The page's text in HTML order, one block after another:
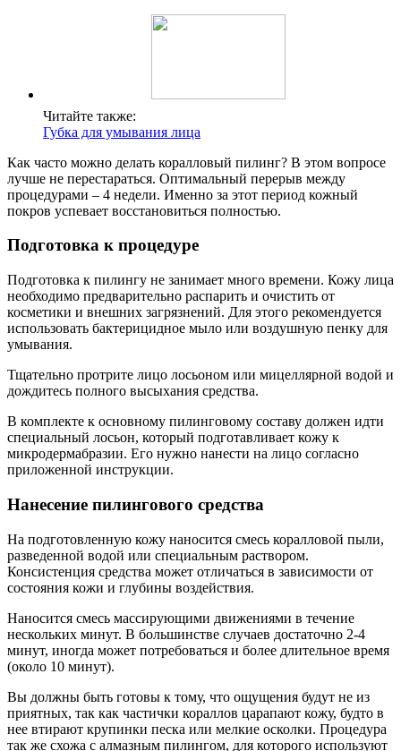
Читайте также:
Губка для умывания лица
Как часто можно делать коралловый пилинг? В этом вопросе
лучше не перестараться. Оптимальный перерыв между
процедурами – 4 недели. Именно за этот период кожный
покров успевает восстановиться полностью.
Подготовка к процедуре
Подготовка к пилингу не занимает много времени. Кожу лица
необходимо предварительно распарить и очистить от
косметики и внешних загрязнений. Для этого рекомендуется
использовать бактерицидное мыло или воздушную пенку для
умывания.
Тщательно протрите лицо лосьоном или мицеллярной водой и
дождитесь полного высыхания средства.
В комплекте к основному пилинговому составу должен идти
специальный лосьон, который подготавливает кожу к
микродермабразии. Его нужно нанести на лицо согласно
приложенной инструкции.
Нанесение пилингового средства
На подготовленную кожу наносится смесь коралловой пыли,
разведенной водой или специальным раствором.
Консистенция средства может отличаться в зависимости от
состояния кожи и глубины воздействия.
Наносится смесь массирующими движениями в течение
нескольких минут. В большинстве случаев достаточно 2-4
минут, иногда может потребоваться и более длительное время
(около 10 минут).
Вы должны быть готовы к тому, что ощущения будут не из
приятных, так как частички кораллов царапают кожу, будто в
нее втирают крупинки песка или мелкие осколки. Процедура
так же схожа с алмазным пилингом, для которого используют